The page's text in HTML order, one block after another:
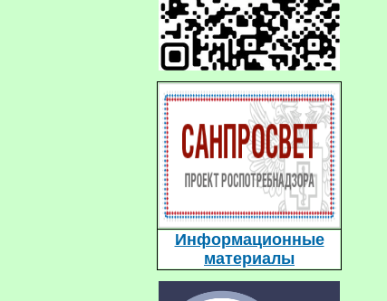
Информационные
материалы